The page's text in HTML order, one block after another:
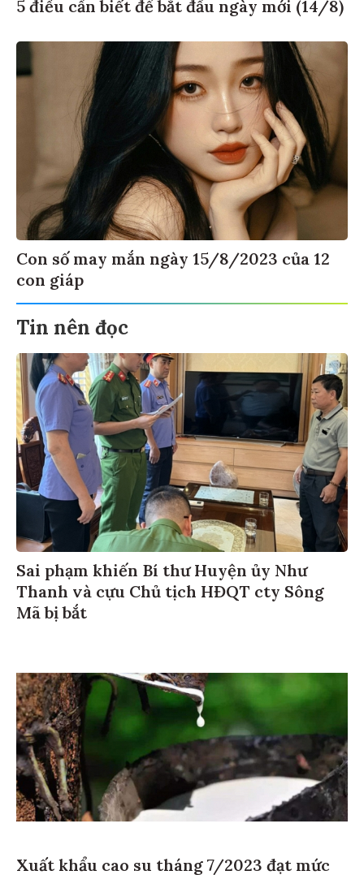
5 điều cần biết để bắt đầu ngày mới (14/8)
Con số may mắn ngày 15/8/2023 của 12
con giáp
Tin nên đọc
Sai phạm khiến Bí thư Huyện ủy Như
Thanh và cựu Chủ tịch HĐQT cty Sông
Mã bị bắt
Xuất khẩu cao su tháng 7/2023 đạt mức